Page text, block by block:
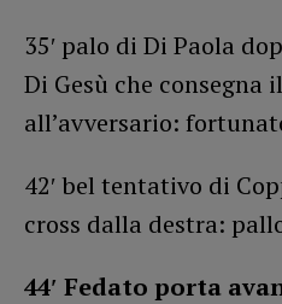
35′ palo di Di Paola
Di Gesù che consegna
all’avversario:
42′ bel tentativo di
cross dalla destra:
44′ Fedato porta